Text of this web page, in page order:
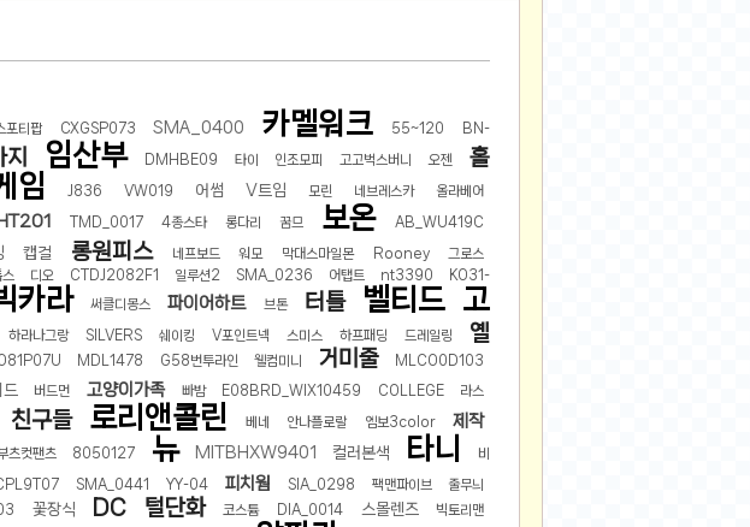
포티팝 CXGSP073 SMA_0400 카멜워크 55~120 BN-
지 임산부 DMHBE09 타이 인조모피 고고벅스버니 오젠
홀
임 J836 VW019 어썸 V트임 모린 네브레스카 올라베어
TMD_0017 4종스타 롱다리 꿈므 보온 AB_WU419C
캡걸 롱원피스 네프보드 워모 막대스마일몬 Rooney 그로스
스 디오 CTDJ2082F1 일루션2 SMA_0236 어탭트 nt3390
KO31-
카라 써클디몽스 파이어하트 브톤 터틀 벨티드 고
하라나그랑 SILVERS 쉐이킹 V포인트넥 스미스 하프패딩 드레일링
옐
MDL1478 G58번투라인 웰컴미니 거미줄 MLCO0D103
드 버드먼 고양이가족 빠밤 E08BRD_WIX10459 COLLEGE 라스
친구들 로리앤콜린 베네 안나플로랄 엠보3color 제작
츠컷팬츠 8050127 뉴 MITBHXW9401 컬러본색 타니 비
SMA_0441 YY-04 피치웜 SIA_0298 팩맨파이브
줄무늬
꽃장식 DC 털단화 코스튬 DIA_0014 스몰렌즈 빅토리맨
2025-08-20
2025-06-27
2025-05-17
2025-05-17
2025-05-16
2025-05-07
2025-04-09
2025-04-09
2025-04-02
- 원팡
2025-02-11
2025-01-23